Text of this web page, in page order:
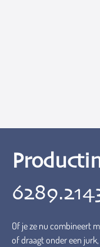
Of je ze nu combineert
of draagt onder een